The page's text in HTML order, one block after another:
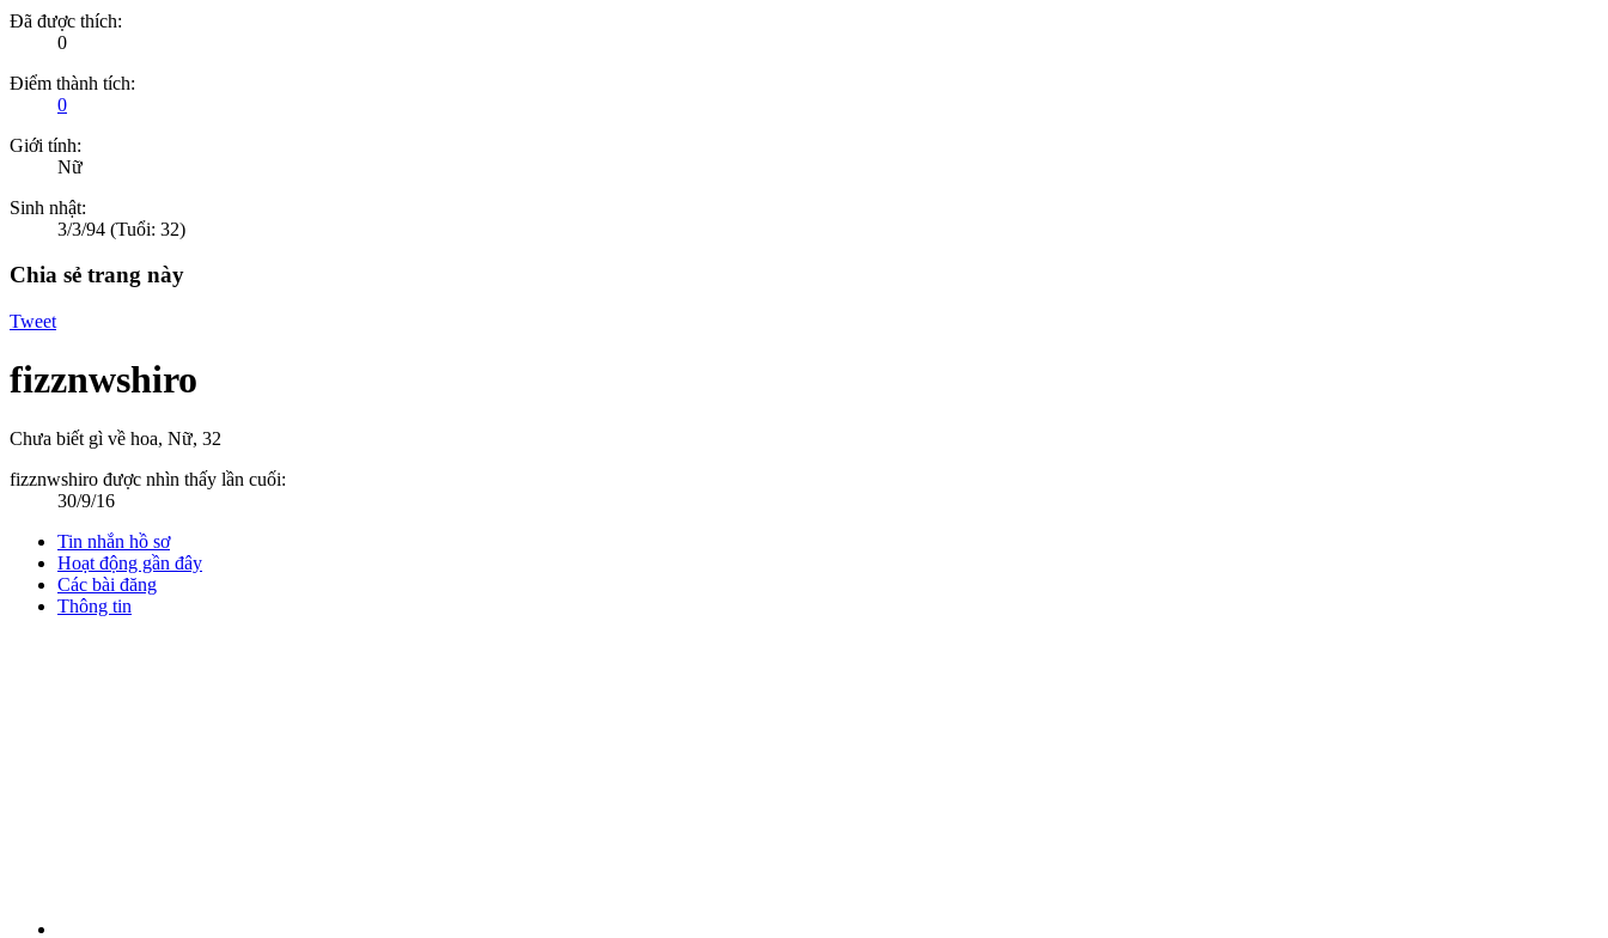
Đã được thích:
0
Điểm thành tích:
0
Giới tính:
Nữ
Sinh nhật:
3/3/94 (Tuổi: 32)
Chia sẻ trang này
Tweet
fizznwshiro
Chưa biết gì về hoa, Nữ, 32
fizznwshiro được nhìn thấy lần cuối:
30/9/16
Tin nhắn hồ sơ
Hoạt động gần đây
Các bài đăng
Thông tin